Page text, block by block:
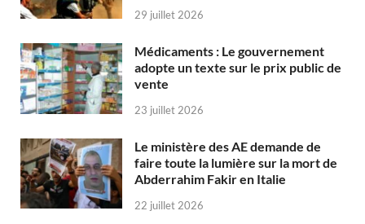
29 juillet 2026
Médicaments : Le gouvernement
adopte un texte sur le prix public de
vente
23 juillet 2026
Le ministère des AE demande de
faire toute la lumière sur la mort de
Abderrahim Fakir en Italie
22 juillet 2026